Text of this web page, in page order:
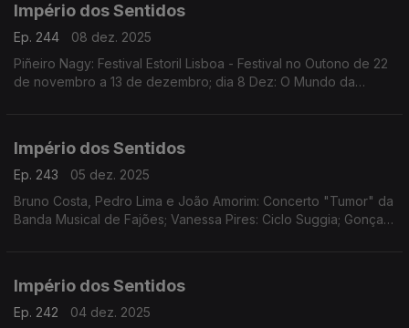
Império dos Sentidos
Ep. 244
08 dez. 2025
Piñeiro Nagy: Festival Estoril Lisboa - Festival no Outono de 22
de novembro a 13 de dezembro; dia 8 Dez: O Mundo da
Império dos Sentidos
Ep. 243
05 dez. 2025
Bruno Costa, Pedro Lima e João Amorim: Concerto "Tumor" da
Banda Musical de Fajões; Vanessa Pires: Ciclo Suggia; Gonçalo
Império dos Sentidos
Ep. 242 04 dez. 2025